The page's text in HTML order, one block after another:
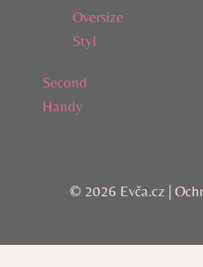
Oversize
Styl
Second
Handy
© 2026 Evča.cz |